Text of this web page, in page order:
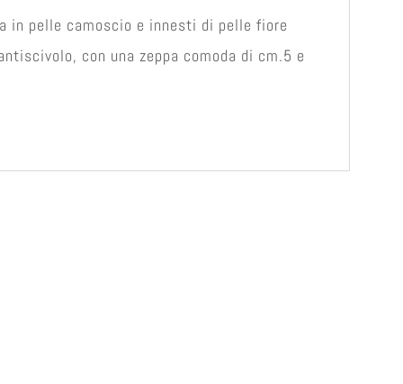
in pelle camoscio e innesti di pelle fiore
con una zeppa comoda di cm.5 e